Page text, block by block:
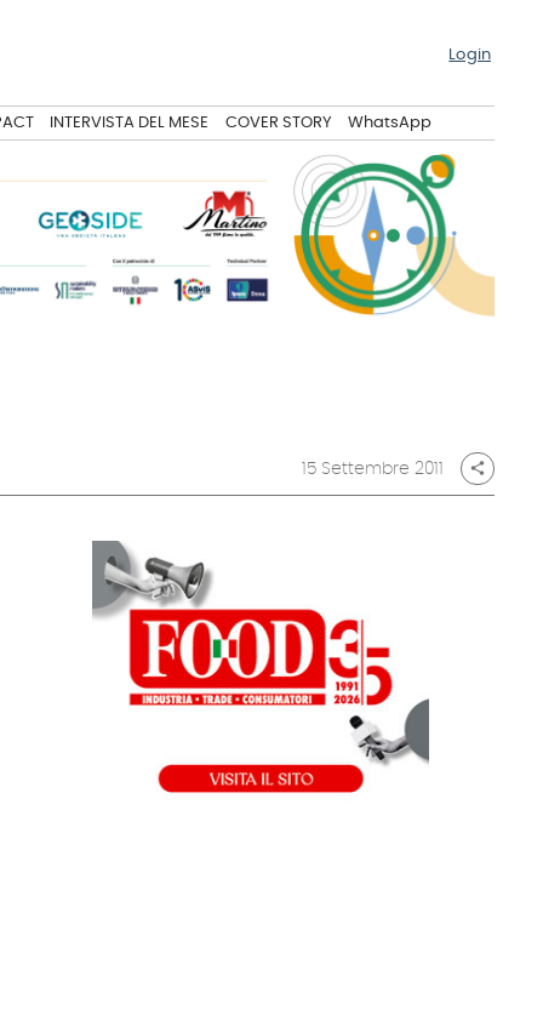
Login
INTERVISTA DEL MESE COVER STORY WhatsApp
15 Settembre 2011 share